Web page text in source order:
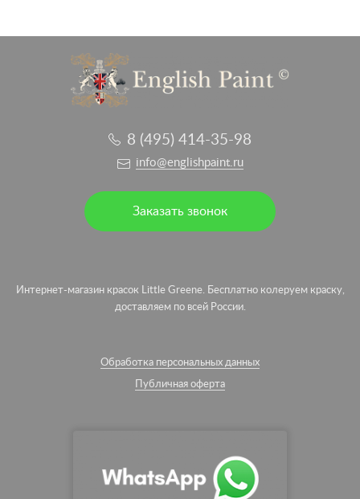
8 (495) 414-35-98
info@englishpaint.ru
Заказать звонок
Интернет-магазин красок Little Greene. Бесплатно колеруем краску,
доставляем по всей России.
Обработка персональных данных
Публичная оферта